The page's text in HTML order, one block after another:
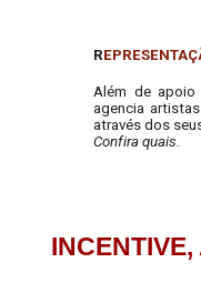
R
Além de
agencia
através dos
Confira quais.